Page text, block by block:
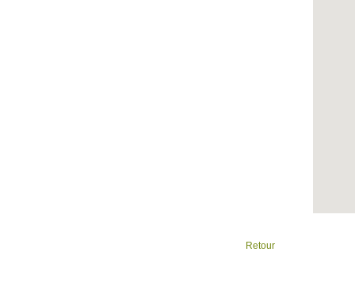
Retour